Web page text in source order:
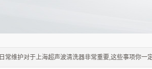
常维护对于上海超声波清洗器非常重要,这些事项你一